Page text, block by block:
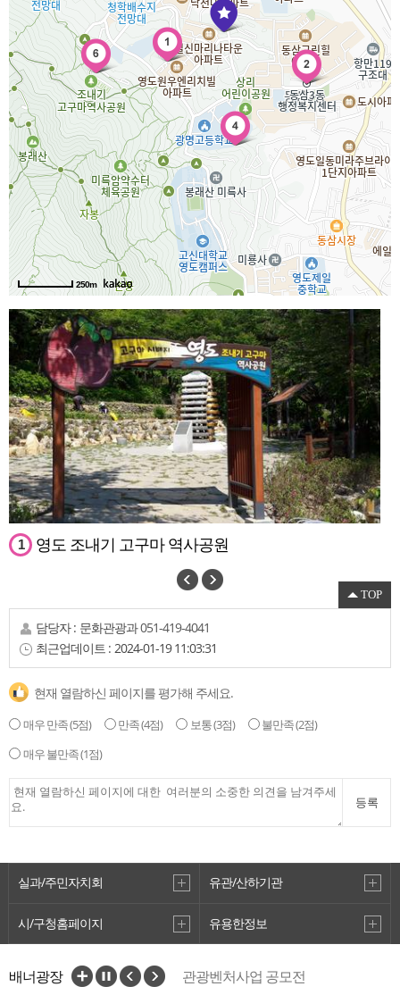
250m
1 영도 조내기 고구마 역사공원
2 김소운 문학비
TOP
담당자 : 문화관광과051-419-4041
최근업데이트 : 2024-01-19 11:03:31
현재 열람하신 페이지를 평가해 주세요.
매우 만족(5점) 만족(4점) 보통(3점) 불만족(2점)
매우 불만족(1점)
등록
실과/주민자치회 유관/산하기관
시/구청홈페이지 유용한정보
배너광장
관광벤처사업 공모전